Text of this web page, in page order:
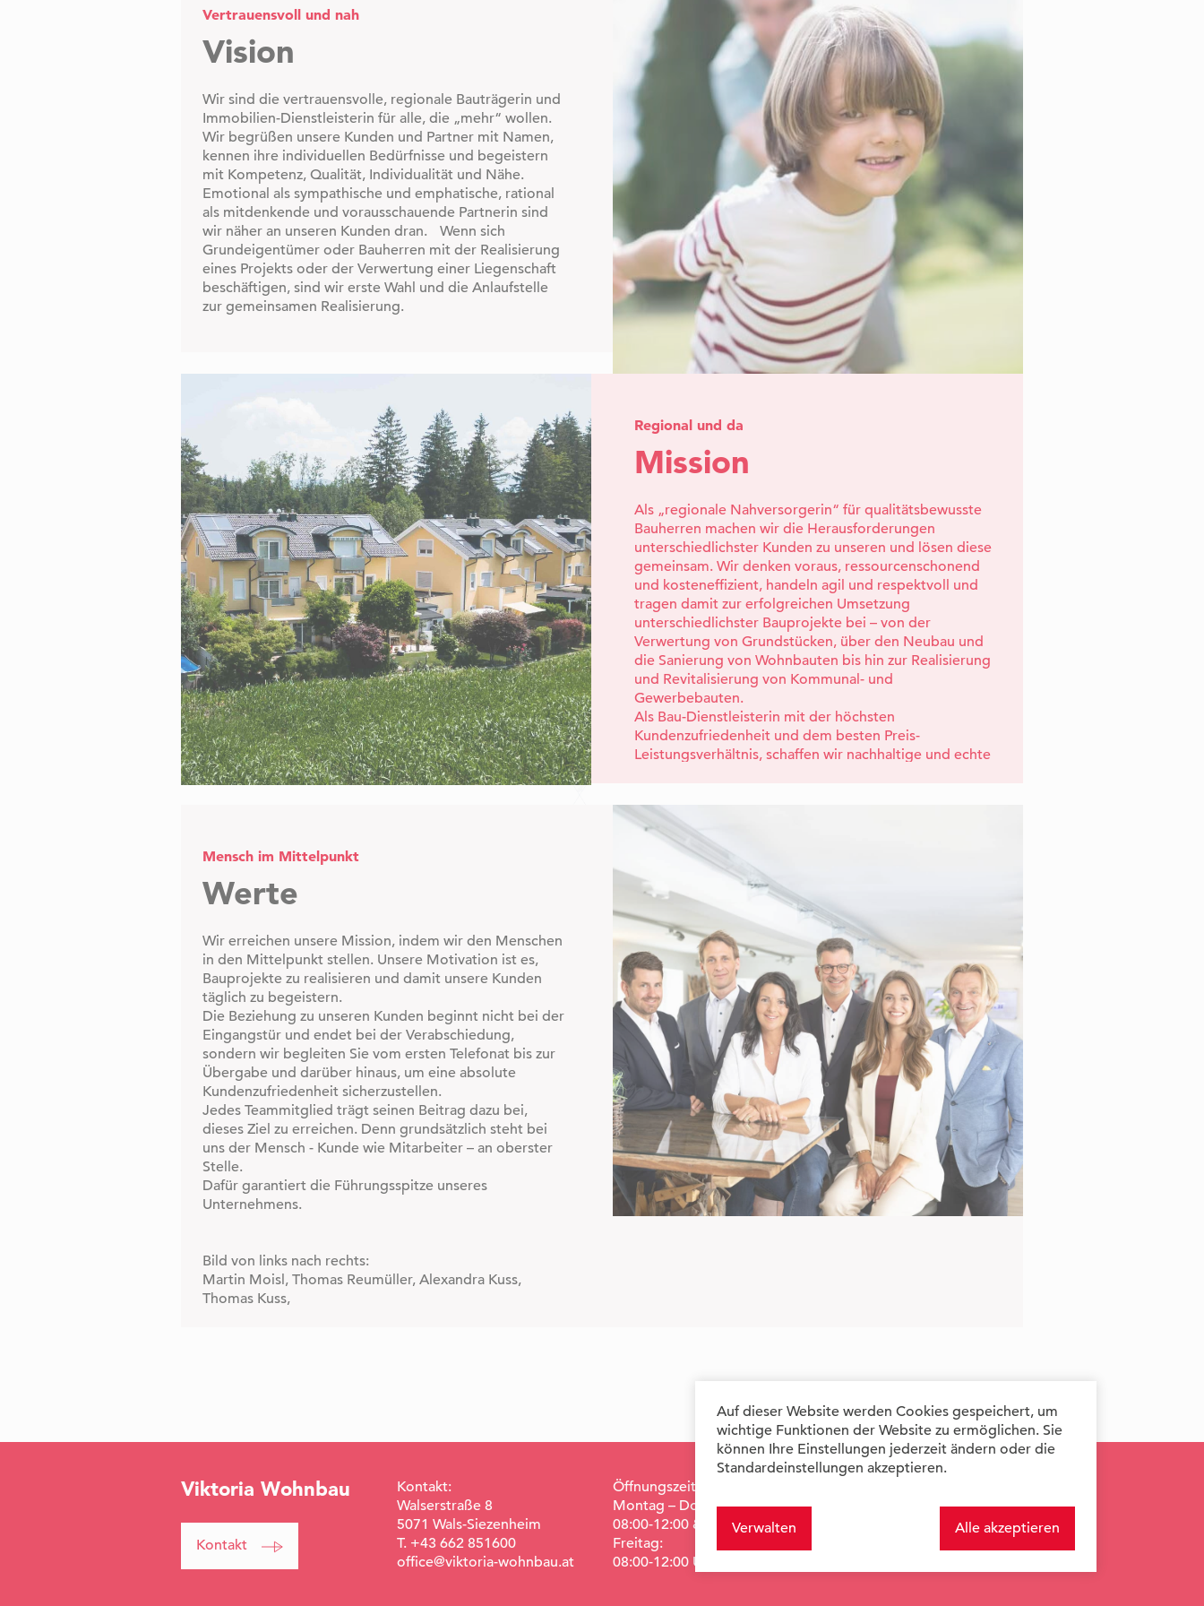
Vertrauensvoll und nah
Vision
Wir sind die vertrauensvolle, regionale Bauträgerin und
Immobilien-Dienstleisterin für alle, die „mehr“ wollen.
Wir begrüßen unsere Kunden und Partner mit Namen,
kennen ihre individuellen Bedürfnisse und begeistern
mit Kompetenz, Qualität, Individualität und Nähe.
Emotional als sympathische und emphatische, rational
als mitdenkende und vorausschauende Partnerin sind
wir näher an unseren Kunden dran. Wenn sich
Grundeigentümer oder Bauherren mit der Realisierung
eines Projekts oder der Verwertung einer Liegenschaft
beschäftigen, sind wir erste Wahl und die Anlaufstelle
zur gemeinsamen Realisierung.
Regional und da
Mission
Als „regionale Nahversorgerin“ für qualitätsbewusste
Bauherren machen wir die Herausforderungen
unterschiedlichster Kunden zu unseren und lösen diese
gemeinsam. Wir denken voraus, ressourcenschonend
und kosteneffizient, handeln agil und respektvoll und
tragen damit zur erfolgreichen Umsetzung
unterschiedlichster Bauprojekte bei – von der
Verwertung von Grundstücken, über den Neubau und
die Sanierung von Wohnbauten bis hin zur Realisierung
und Revitalisierung von Kommunal- und
Gewerbebauten.
Als Bau-Dienstleisterin mit der höchsten
Kundenzufriedenheit und dem besten Preis-
Leistungsverhältnis, schaffen wir nachhaltige und echte
Mensch im Mittelpunkt
Werte
Wir erreichen unsere Mission, indem wir den Menschen
in den Mittelpunkt stellen. Unsere Motivation ist es,
Bauprojekte zu realisieren und damit unsere Kunden
täglich zu begeistern.
Die Beziehung zu unseren Kunden beginnt nicht bei der
Eingangstür und endet bei der Verabschiedung,
sondern wir begleiten Sie vom ersten Telefonat bis zur
Übergabe und darüber hinaus, um eine absolute
Kundenzufriedenheit sicherzustellen.
Jedes Teammitglied trägt seinen Beitrag dazu bei,
dieses Ziel zu erreichen. Denn grundsätzlich steht bei
uns der Mensch - Kunde wie Mitarbeiter – an oberster
Stelle.
Dafür garantiert die Führungsspitze unseres
Unternehmens.
Bild von links nach rechts:
Martin Moisl, Thomas Reumüller, Alexandra Kuss,
Thomas Kuss,
Auf dieser Website werden Cookies gespeichert, um
wichtige Funktionen der Website zu ermöglichen. Sie
können Ihre Einstellungen jederzeit ändern oder die
Standardeinstellungen akzeptieren.
Verwalten Alle akzeptieren
Viktoria Wohnbau
Kontakt
Kontakt:
Walserstraße 8
5071 Wals-Siezenheim
T. +43 662 851600
office@viktoria-wohnbau.at
Öffnungszeiten:
Montag – Donnerstag:
08:00-12:00 & 13:00-17:00
Freitag:
08:00-12:00 Uhr